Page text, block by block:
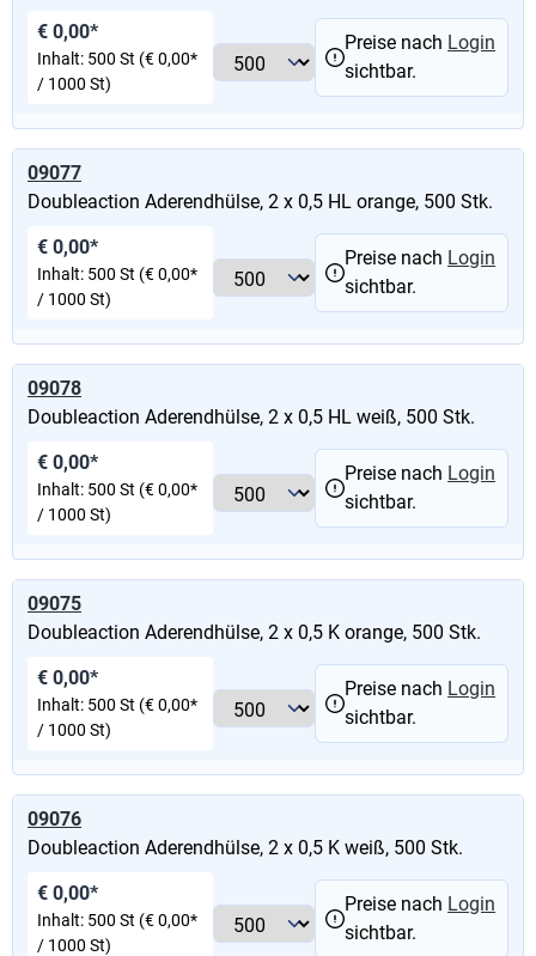
€ 0,00*
Inhalt: 500 St (€ 0,00*
/ 1000 St)
Preise nach Login
sichtbar.
09077
Doubleaction Aderendhülse, 2 x 0,5 HL orange, 500 Stk.
€ 0,00*
Inhalt: 500 St (€ 0,00*
/ 1000 St)
Preise nach Login
sichtbar.
09078
Doubleaction Aderendhülse, 2 x 0,5 HL weiß, 500 Stk.
€ 0,00*
Inhalt: 500 St (€ 0,00*
/ 1000 St)
Preise nach Login
sichtbar.
09075
Doubleaction Aderendhülse, 2 x 0,5 K orange, 500 Stk.
€ 0,00*
Inhalt: 500 St (€ 0,00*
/ 1000 St)
Preise nach Login
sichtbar.
09076
Doubleaction Aderendhülse, 2 x 0,5 K weiß, 500 Stk.
€ 0,00*
Inhalt: 500 St (€ 0,00*
/ 1000 St)
Preise nach Login
sichtbar.